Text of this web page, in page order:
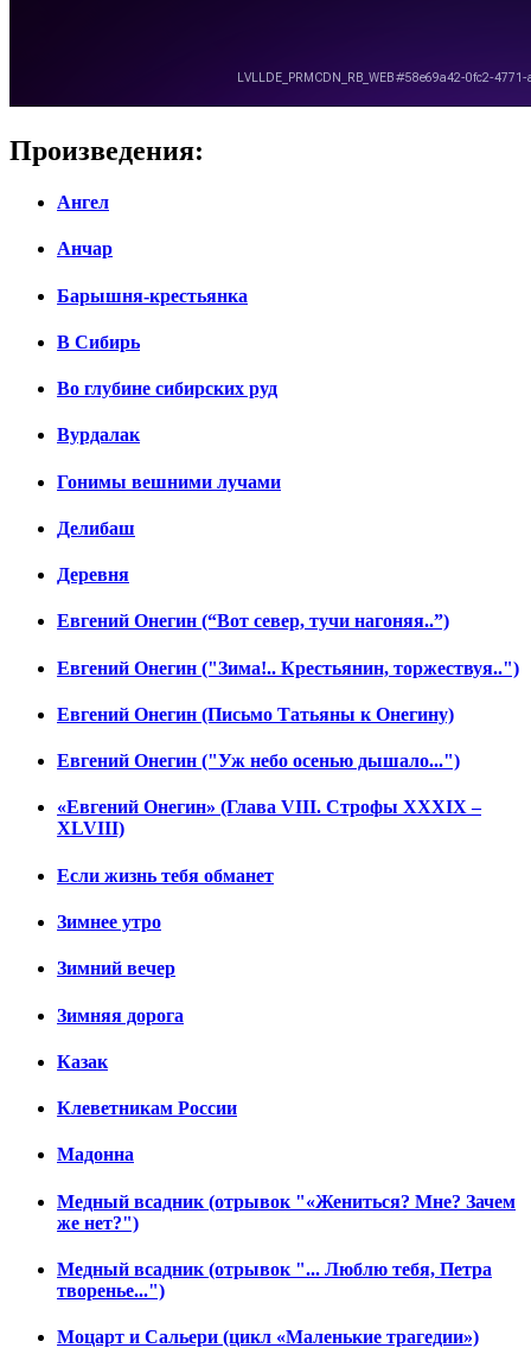
Произведения:
Ангел
Анчар
Барышня-крестьянка
В Сибирь
Во глубине сибирских руд
Вурдалак
Гонимы вешними лучами
Делибаш
Деревня
Евгений Онегин (“Вот север, тучи нагоняя..”)
Евгений Онегин ("Зима!.. Крестьянин, торжествуя..")
Евгений Онегин (Письмо Татьяны к Онегину)
Евгений Онегин ("Уж небо осенью дышало...")
«Евгений Онегин» (Глава VIII. Строфы XXXIX –
XLVIII)
Если жизнь тебя обманет
Зимнее утро
Зимний вечер
Зимняя дорога
Казак
Клеветникам России
Мадонна
Медный всадник (отрывок "«Жениться? Мне? Зачем
же нет?")
Медный всадник (отрывок "... Люблю тебя, Петра
творенье...")
Моцарт и Сальери (цикл «Маленькие трагедии»)